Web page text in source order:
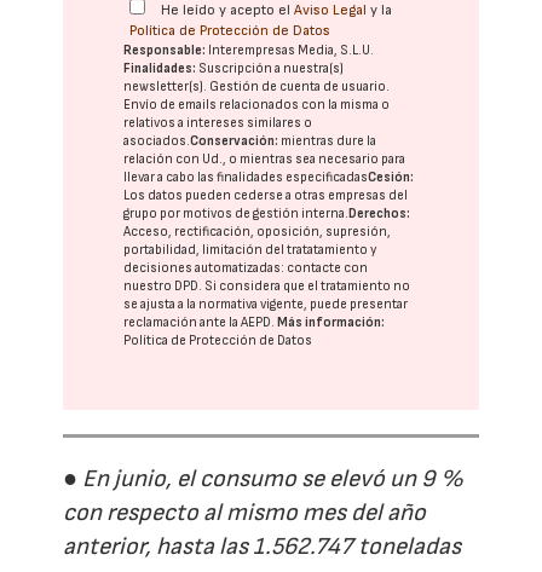
He leído y acepto elAviso Legal y la
Política de Protección de Datos
Responsable: Interempresas Media, S.L.U.
Finalidades: Suscripción a nuestra(s)
newsletter(s). Gestión de cuenta de usuario.
Envío de emails relacionados con la misma o
relativos a intereses similares o
asociados.Conservación: mientras dure la
relación con Ud., o mientras sea necesario para
llevar a cabo las finalidades especificadasCesión:
Los datos pueden cederse a otras empresas del
grupo por motivos de gestión interna. Derechos:
Acceso, rectificación, oposición, supresión,
portabilidad, limitación del tratatamiento y
decisiones automatizadas: contacte con
nuestro DPD. Si considera que el tratamiento no
se ajusta a la normativa vigente, puede presentar
reclamación ante laAEPD. Más información:
Política de Protección de Datos
● En junio, el consumo se elevó un 9 %
con respecto al mismo mes del año
anterior, hasta las 1.562.747 toneladas